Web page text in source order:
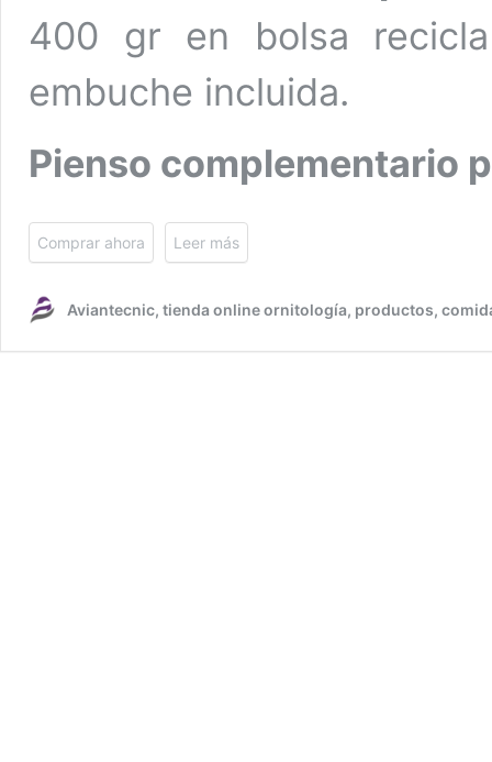
400 gr en bolsa
embuche incluida.
Pienso complementario
Comprar ahora Leer más
Aviantecnic, tienda online ornitología, productos,